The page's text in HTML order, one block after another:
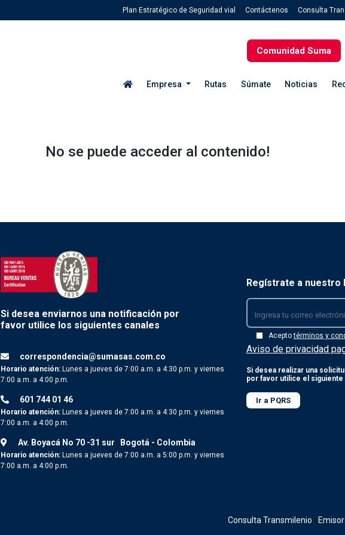
Plan Estratégico de Seguridad vial Contáctenos Consulta
Comunidad Suma
Empresa Rutas Súmate Noticias
No se puede acceder al contenido!
Si desea enviarnos una notificación por
favor utilice los siguientes canales
correspondencia@sumasas.com.co
Horario atención: Lunes a jueves de 7:00 a.m. a 4:30 p.m. y viernes
7:00 a.m. a 4:00 p.m.
601 744 01 46
Horario atención: Lunes a jueves de 7:00 a.m. a 4:30 p.m. y viernes
7:00 a.m. a 4:00 p.m.
Av. Boyacá No 70 -31 sur Bogotá - Colombia
Horario atención: Lunes a jueves de 7:00 a.m. a 5:00 p.m. y viernes
7:00 a.m. a 4:00 p.m.
Regístrate a nuestro
Aceptotérminos y
Aviso de privacidad
Si desea realizar una
por favor utilice el siguiente
Ir a PQRS
Consulta Transmilenio